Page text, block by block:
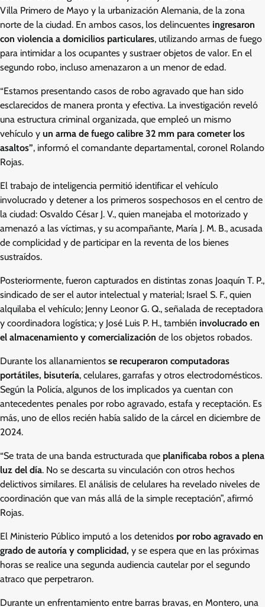
Villa Primero de Mayo y la urbanización Alemania, de la zona
norte de la ciudad. En ambos casos, los delincuentes ingresaron
con violencia a domicilios particulares, utilizando armas de fuego
para intimidar a los ocupantes y sustraer objetos de valor. En el
segundo robo, incluso amenazaron a un menor de edad.
“Estamos presentando casos de robo agravado que han sido
esclarecidos de manera pronta y efectiva. La investigación reveló
una estructura criminal organizada, que empleó un mismo
vehículo y un arma de fuego calibre 32 mm para cometer los
asaltos”, informó el comandante departamental, coronel Rolando
Rojas.
El trabajo de inteligencia permitió identificar el vehículo
involucrado y detener a los primeros sospechosos en el centro de
la ciudad: Osvaldo César J. V., quien manejaba el motorizado y
amenazó a las víctimas, y su acompañante, María J. M. B., acusada
de complicidad y de participar en la reventa de los bienes
sustraídos.
Posteriormente, fueron capturados en distintas zonas Joaquín T. P.,
sindicado de ser el autor intelectual y material; Israel S. F., quien
alquilaba el vehículo; Jenny Leonor G. Q., señalada de receptadora
y coordinadora logística; y José Luis P. H., también involucrado en
el almacenamiento y comercialización de los objetos robados.
Durante los allanamientos se recuperaron computadoras
portátiles, bisutería, celulares, garrafas y otros electrodomésticos.
Según la Policía, algunos de los implicados ya cuentan con
antecedentes penales por robo agravado, estafa y receptación. Es
más, uno de ellos recién había salido de la cárcel en diciembre de
2024.
“Se trata de una banda estructurada que planificaba robos a plena
luz del día. No se descarta su vinculación con otros hechos
delictivos similares. El análisis de celulares ha revelado niveles de
coordinación que van más allá de la simple receptación”, afirmó
Rojas.
El Ministerio Público imputó a los detenidos por robo agravado en
grado de autoría y complicidad, y se espera que en las próximas
horas se realice una segunda audiencia cautelar por el segundo
atraco que perpetraron.
Durante un enfrentamiento entre barras bravas, en Montero, una